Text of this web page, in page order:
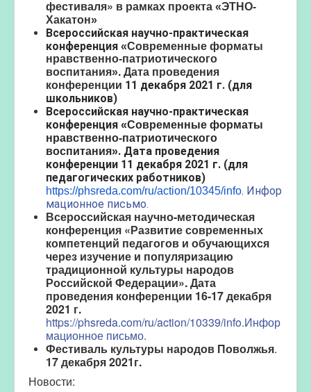
фестиваля» в рамках проекта «ЭТНО-
Хакатон»
Всероссийская научно-практическая
конференция «Современные форматы
нравственно-патриотического
воспитания». Дата проведения
конференции 11 декабря 2021 г. (для
школьников)
Всероссийская научно-практическая
конференция «Современные форматы
нравственно-патриотического
воспитания». Дата проведения
конференции 11 декабря 2021 г. (для
педагогических работников)
https://phsreda.com/ru/action/10345/info. Инфор
мационное письмо.
Всероссийская научно-методическая
конференция «Развитие современных
компетенций педагогов и обучающихся
через изучение и популяризацию
традиционной культуры народов
Российской Федерации».Дата
проведения конференции 16-17 декабря
2021 г.
https://phsreda.com/ru/action/10339/info.Инфор
мационное письмо.
Фестиваль культуры народов Поволжья.
17 декабря 2021г.
Новости: